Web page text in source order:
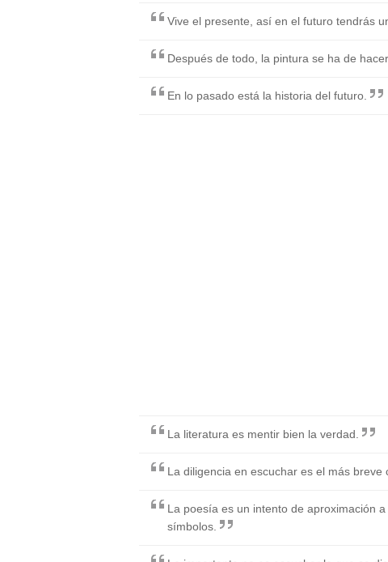
Vive el presente, así en el futuro tendrás
Después de todo, la pintura se ha de
En lo pasado está la historia del futuro.
La literatura es mentir bien la verdad.
La diligencia en escuchar es el más breve
La poesía es un intento de aproximación
símbolos.